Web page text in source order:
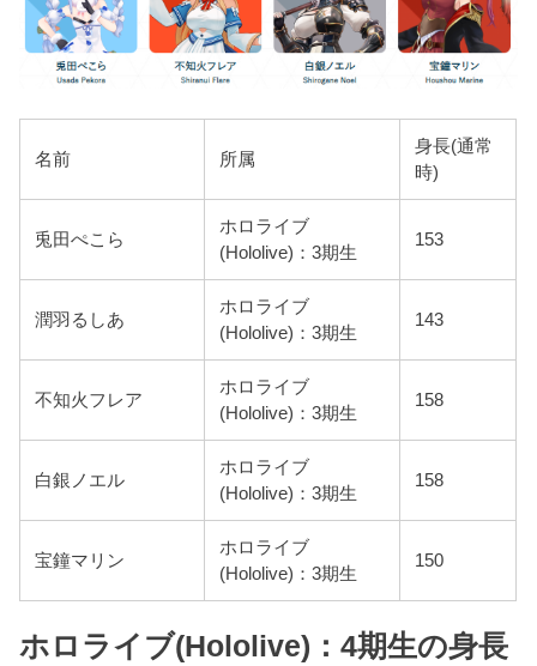
名前 所属
身長(通常
時)
兎田ぺこら
ホロライブ
(Hololive)：3期生
153
潤羽るしあ
ホロライブ
(Hololive)：3期生
143
不知火フレア
ホロライブ
(Hololive)：3期生
158
白銀ノエル
ホロライブ
(Hololive)：3期生
158
宝鐘マリン
ホロライブ
(Hololive)：3期生
150
ホロライブ(Hololive)：4期生の身長